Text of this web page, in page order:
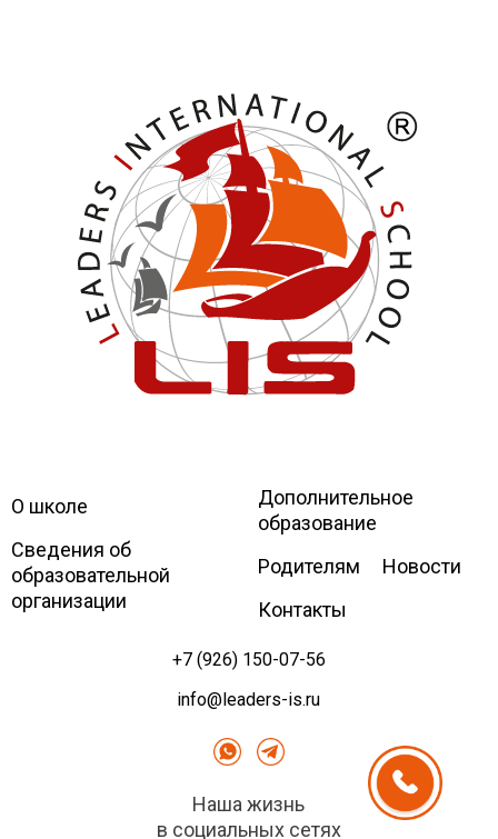
Leaders
International school
О школе
Сведения об
образовательной
организации
Дополнительное
образование
Родителям
Новости
Контакты
+7 (926) 150-07-56
info@leaders-is.ru
Наша жизнь
в социальных сетях